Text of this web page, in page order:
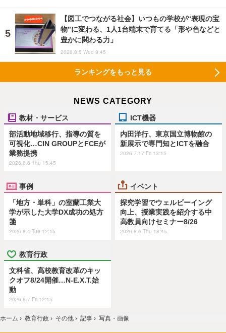
【図工でつながる社会】いつもの学校が“表現の宝
物”に変わる、1人1台端末で育てる「形や色などと
豊かに関わる力」
2026.8.5 Wed 9:45
ランキングをもっと見る
NEWS CATEGORY
教材・サービス
部活動地域移行、指導の質を
可視化…CIN GROUPとFCEが
業務提携
2026.8.6 Thu 15:45
ICT機器
内田洋行、東京国立博物館の
新展示で専門知とICTを融合
2026.7.17 Fri 13:15
事例
「地方・単科」の室蘭工業大
学が示した大学DX成功の処方
箋
2026.8.4 Tue 12:15
イベント
探究学習でウェルビーイング
向上、授業実践を紹介する中
高教員向けセミナー8/26
2026.8.6 Thu 18:45
教育行政
文科省、高校教育改革のキッ
クオフ8/24開催…N-E.X.T.始
動
2026.8.7 Fri 12:15
ホーム › 教育行政 › その他 › 記事 › 写真・画像